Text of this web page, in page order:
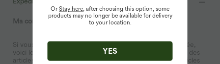
Ma commande a-t-elle été expédiée ?
Si vous vous demandez si votre commande a été expédiée,
voici les étapes à suivre : d’abord, vérifiez si elle contient des
articles en précommande. Si elle ne contient que des articles
Or Stay here , after choosing this option, some
products may no longer be available for delivery
to your location.
YES